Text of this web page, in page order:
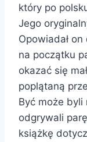
który po
Jego
Opowiadał
na początku
okazać się
poplątaną
Być może byli
odgrywali
książkę